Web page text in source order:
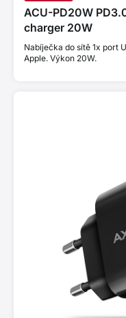
ACU-PD20W
charger 20W
Nabíječka do sítě 1x port
Apple. Výkon 20W.